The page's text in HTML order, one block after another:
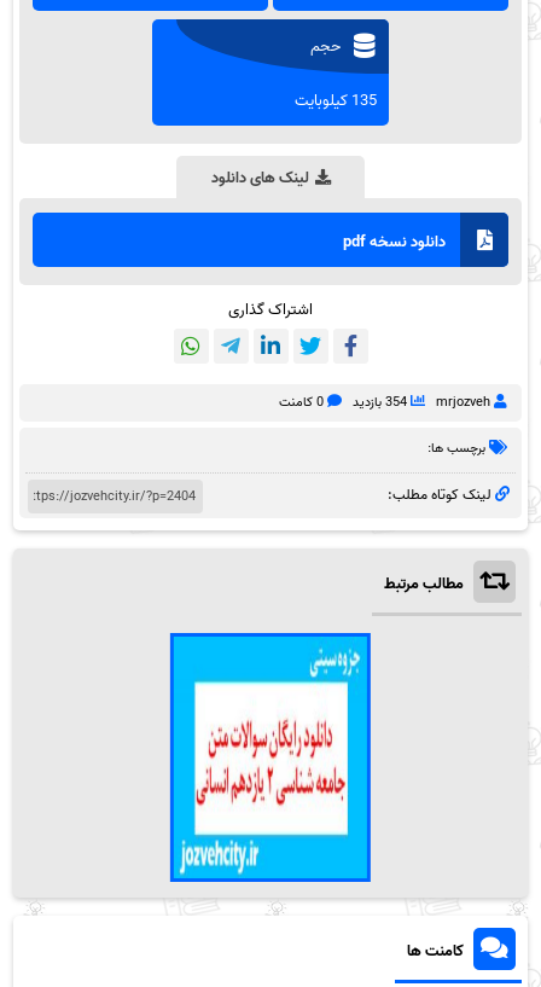
حجم
135 کیلوبایت
لینک های دانلود
دانلود نسخه pdf
اشتراک گذاری
mrjozveh 354 بازدید 0 کامنت
برچسب ها:
لینک کوتاه مطلب:
مطالب مرتبط
کامنت ها